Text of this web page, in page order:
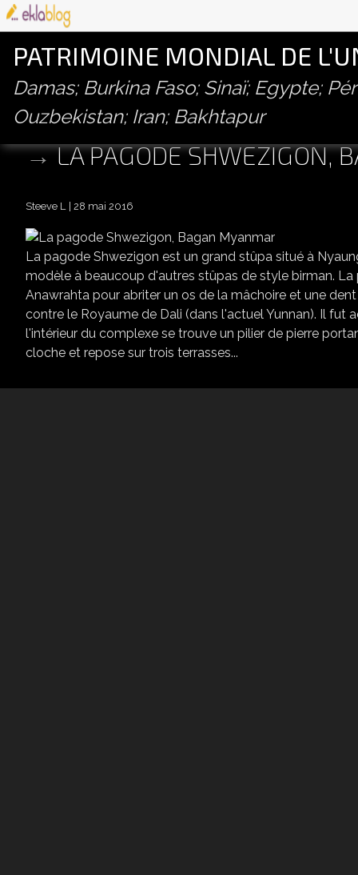
PATRIMOINE MONDIAL DE
Damas; Burkina Faso; Sinaï; Egypte;
Ouzbekistan; Iran; Bakhtapur
LA PAGODE SHWEZIGON,
Steeve L 28 mai 2016
La pagode Shwezigon est un grand stûpa situé à
modèle à beaucoup d'autres stûpas de style birman.
Anawrahta pour abriter un os de la mâchoire et une
contre le Royaume de Dali (dans l'actuel Yunnan). Il fut
l'intérieur du complexe se trouve un pilier de pierre
cloche et repose sur trois terrasses...